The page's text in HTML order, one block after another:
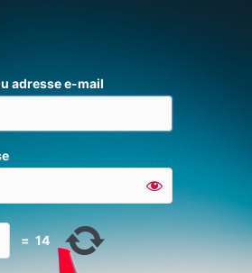
adresse e-mail
= 14